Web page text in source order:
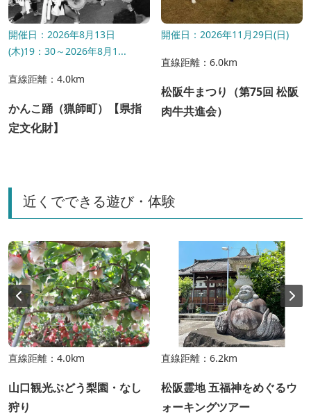
開催日：2026年8月13日
(木)19：30～2026年8月1...
直線距離：4.0km
かんこ踊（猟師町）【県指
定文化財】
開催日：2026年11月29日(日)
直線距離：6.0km
松阪牛まつり（第75回 松阪
肉牛共進会）
近くでできる遊び・体験
直線距離：4.0km
山口観光ぶどう梨園・なし
狩り
直線距離：6.2km
松阪霊地 五福神をめぐるウ
ォーキングツアー